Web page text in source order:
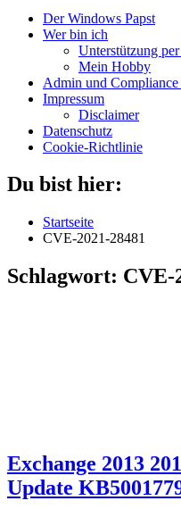
Der Windows Papst
Wer bin ich
Unterstützung
Mein Hobby
Admin und
Impressum
Disclaimer
Datenschutz
Cookie-Richtlinie
Du bist hier:
Startseite
CVE-2021-28481
Schlagwort: CVE-
Exchange 2013
Update